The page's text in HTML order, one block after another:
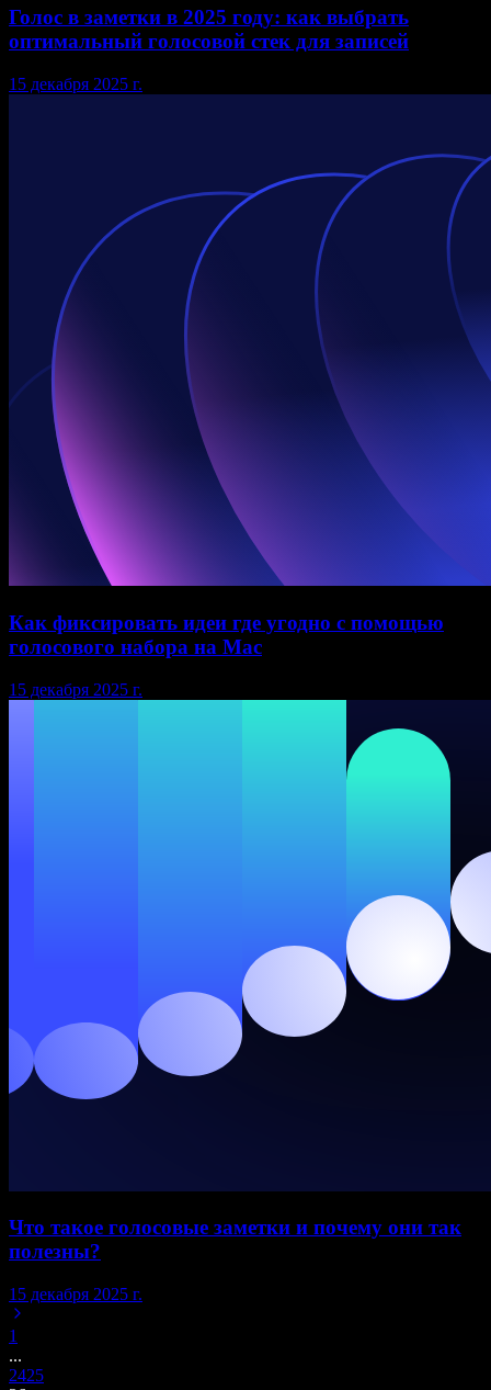
Голос в заметки в 2025 году: как выбрать
оптимальный голосовой стек для записей
15 декабря 2025 г.
Как фиксировать идеи где угодно с помощью
голосового набора на Mac
15 декабря 2025 г.
Что такое голосовые заметки и почему они так
полезны?
15 декабря 2025 г.
1
...
2425